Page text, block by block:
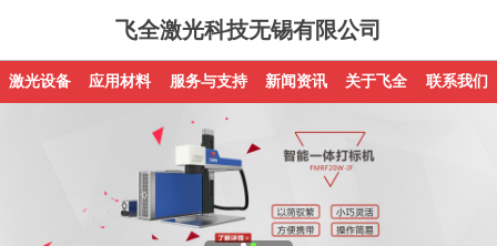
飞全激光科技无锡有限公司
激光设备 应用材料 服务与支持 新闻资讯 关于飞全 联系我们